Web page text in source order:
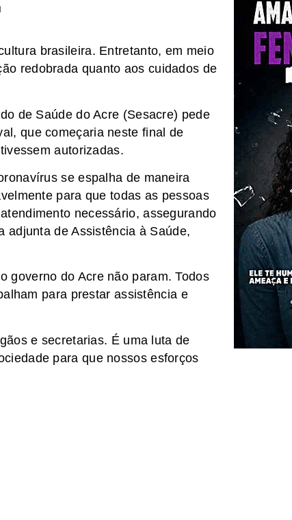
brasileira. Entretanto, em meio
redobrada quanto aos cuidados de
de Saúde do Acre (Sesacre) pede
que começaria neste final de
autorizadas.
se espalha de maneira
para que todas as pessoas
necessário, assegurando
adjunta de Assistência à Saúde,
governo do Acre não param. Todos
para prestar assistência e
e secretarias. É uma luta de
para que nossos esforços